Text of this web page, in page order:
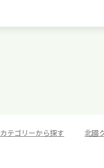
カテゴリーから探す 北國